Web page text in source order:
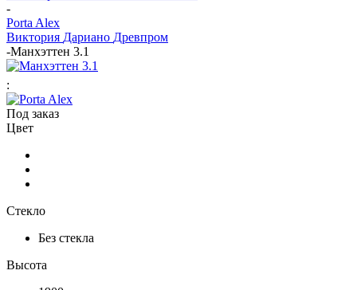
-
Porta Alex
Виктория Дариано Древпром
-Манхэттен 3.1
:
Под заказ
Цвет
Стекло
Без стекла
Высота